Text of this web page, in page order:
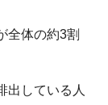
全体の約3割
出している人